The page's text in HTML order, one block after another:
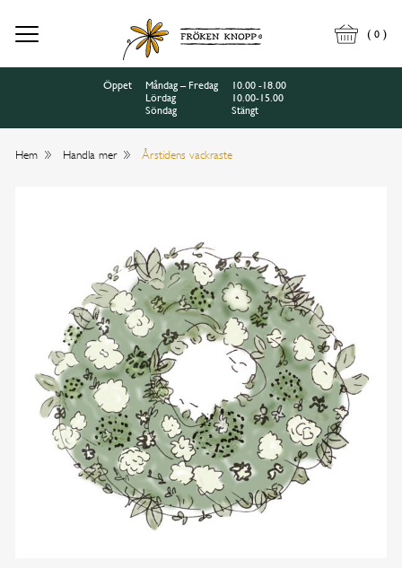
( 0 )
Öppet Måndag – Fredag
10.00 -18.00
Lördag
10.00-15.00
Söndag
Stängt
Hem Handla mer Årstidens vackraste